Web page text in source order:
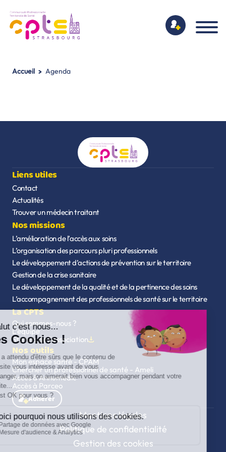
Accueil > Agenda
La CPTS
Qui sommes-nous ?
L’équipe
Statuts de l'association
Nos outils
Mon espace santé - CPAM
Chercher un professionnel de santé - Ameli
Accès à Annumédic
Accès à Parceo
Adhérer
Nos missions
L’amélioration de l’accès aux soins
L’organisation des parcours pluri professionnels
Le développement d’actions de prévention sur le territoire
Gestion de la crise sanitaire
Le développement de la qualité et de la pertinence des soins
L’accompagnement des professionnels de santé sur le territoire
Liens utiles
Contact
Actualités
Trouver un médecin traitant
Mentions légales
Politique de confidentialité
Gestion des cookies